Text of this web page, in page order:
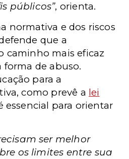
públicos”, orienta.
normativa e dos riscos
que a
caminho mais eficaz
forma de abuso.
para a
como prevê a lei
essencial para orientar
ser melhor
os limites entre sua